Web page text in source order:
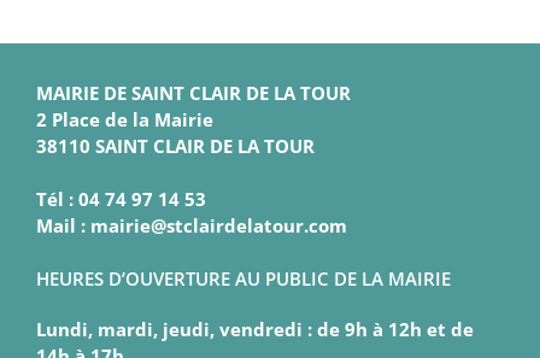
MAIRIE DE SAINT CLAIR DE LA TOUR
2 Place de la Mairie
38110 SAINT CLAIR DE LA TOUR
Tél : 04 74 97 14 53
Mail : mairie@stclairdelatour.com
HEURES D’OUVERTURE AU PUBLIC DE LA MAIRIE
Lundi, mardi, jeudi, vendredi : de 9h à 12h et de